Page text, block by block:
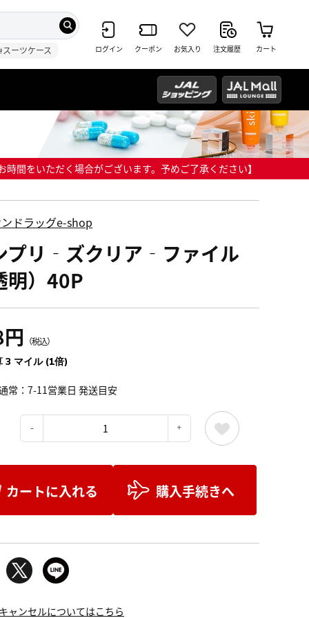
スーツケース ログイン クーポン お気入り 注文履歴 カート
間をいただく場合がございます。予めご了承ください】
ドラッグe-shop
プリ‐ズクリア‐ファイル
明）40P
（税込）
3 マイル (1倍)
常：7-11営業日 発送目安
カートに入れる 購入手続きへ
ャンセルについてはこちら